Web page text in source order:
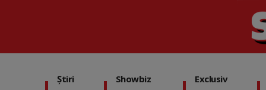
Știri Showbiz Exclusiv